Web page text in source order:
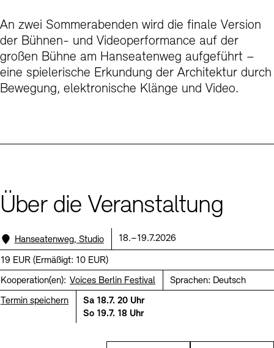
Tickets und Preise Öffnungszeiten Barrierefreiheit
Newsletter Presse
Tickets und Preise Öffnungszeiten Barrierefreiheit
Newsletter Presse
Preise, Stipendien und Stiftung
Publikationen
SINN UND FORM
Vermietungen und Events
Newsletter
Kontakt
Mediathek
schau depot architektur modelle
Nachhaltigkeit Kontakt
Ausstellungen & Veranstaltungen
Projekte
Publikationen
Fundstücke
Kontakte Archivdatenbank OPAC
Digitale Sammlungen Exil-Archive
An zwei Sommerabenden wird die finale Version
der Bühnen- und Videoperformance auf der
großen Bühne am Hanseatenweg aufgeführt –
eine spielerische Erkundung der Architektur durch
Bewegung, elektronische Klänge und Video.
Über die Veranstaltung
Standort:
Hanseatenweg, Studio Datum:
18.–19.7.2026
Preis:
19 EUR (Ermäßigt: 10 EUR)
Kooperation(en): Voices Berlin Festival Sprachen: Deutsch
Termin speichern
Sa 18.7. 20 Uhr
So 19.7. 18 Uhr